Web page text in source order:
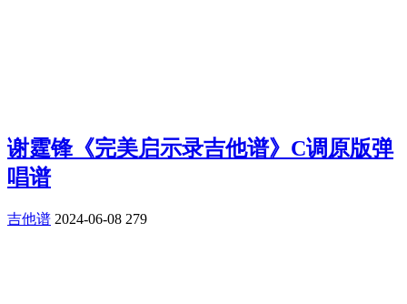
谢霆锋《完美启示录吉他谱》C调原版弹
唱谱
吉他谱 2024-06-08 279